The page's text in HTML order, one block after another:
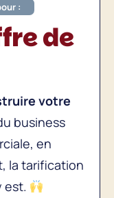
:
de
votre
business
en
la tarification
est.